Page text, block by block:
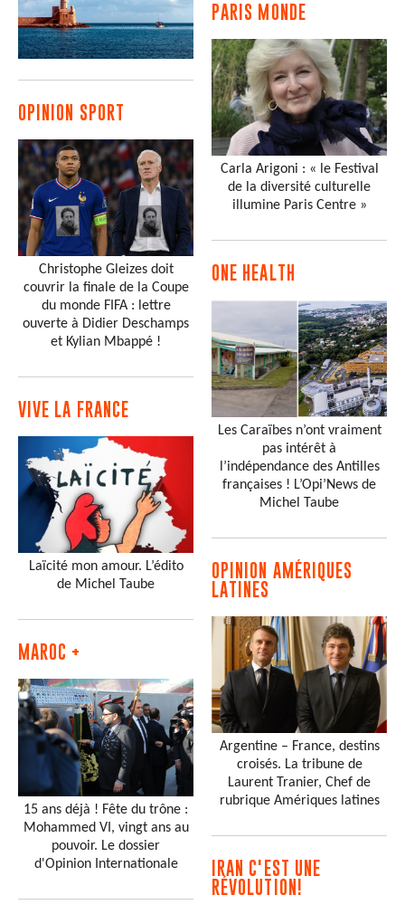
OPINION SPORT
Christophe Gleizes doit
couvrir la finale de la Coupe
du monde FIFA : lettre
ouverte à Didier Deschamps
et Kylian Mbappé !
VIVE LA FRANCE
Laïcité mon amour. L’édito
de Michel Taube
MAROC +
15 ans déjà ! Fête du trône :
Mohammed VI, vingt ans au
pouvoir. Le dossier
d'Opinion Internationale
PARIS MONDE
Carla Arigoni : « le Festival
de la diversité culturelle
illumine Paris Centre »
ONE HEALTH
Les Caraïbes n’ont vraiment
pas intérêt à
l’indépendance des Antilles
françaises ! L’Opi’News de
Michel Taube
OPINION AMÉRIQUES
LATINES
Argentine – France, destins
croisés. La tribune de
Laurent Tranier, Chef de
rubrique Amériques latines
IRAN C'EST UNE
RÉVOLUTION!